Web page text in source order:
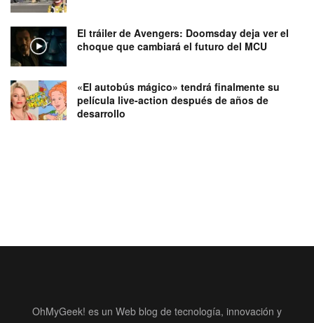
El tráiler de Avengers: Doomsday deja ver el
choque que cambiará el futuro del MCU
«El autobús mágico» tendrá finalmente su
película live-action después de años de
desarrollo
OhMyGeek! es un Web blog de tecnología, innovación y